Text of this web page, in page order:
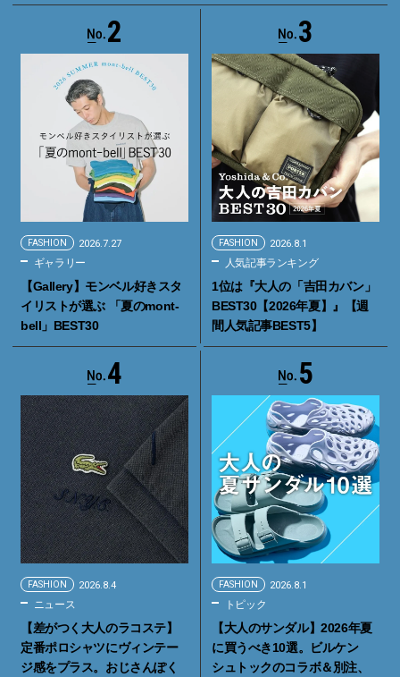
2
FASHION 2026.7.27
ギャラリー
【Gallery】モンベル好きスタ
イリストが選ぶ 「夏のmont-
bell」BEST30
3
FASHION 2026.8.1
人気記事ランキング
1位は『大人の「吉田カバン」
BEST30【2026年夏】』【週
間人気記事BEST5】
4
FASHION 2026.8.4
ニュース
【差がつく大人のラコステ】
定番ポロシャツにヴィンテー
ジ感をプラス。おじさんぽく
5
FASHION 2026.8.1
トピック
【大人のサンダル】2026年夏
に買うべき10選。ビルケン
シュトックのコラボ＆別注、